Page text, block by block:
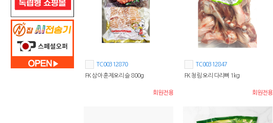
TC00312870
FK 삼아 훈제오리 슬 800g
회원전용
TC00312847
FK 청림 오리 다리뼈 1kg
회원전용